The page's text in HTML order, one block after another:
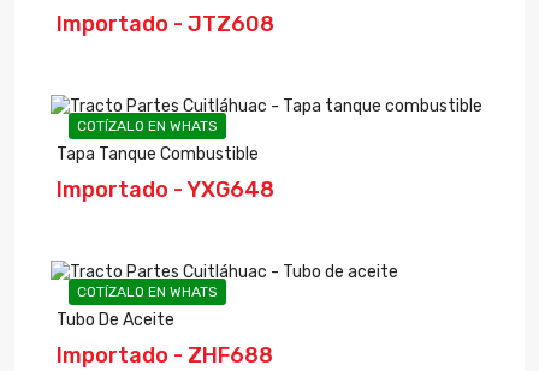
Importado - JTZ608
COTÍZALO EN WHATS
Tapa Tanque Combustible
Importado - YXG648
COTÍZALO EN WHATS
Tubo De Aceite
Importado - ZHF688